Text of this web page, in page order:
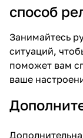
способ
Занимайтесь
ситуаций,
поможет вам
ваше